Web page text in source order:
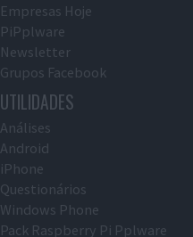
Empresas Hoje
PiPplware
Newsletter
Grupos Facebook
UTILIDADES
Análises
Android
iPhone
Questionários
Windows Phone
Pack Raspberry Pi Pplware